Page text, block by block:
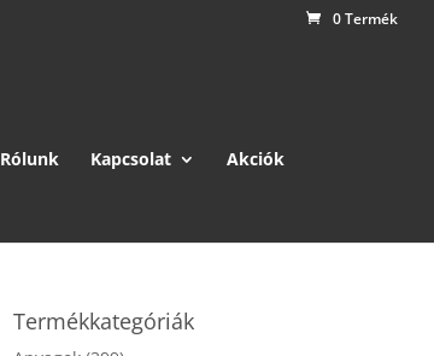
0 Termék
Rólunk Kapcsolat Akciók
Termékkategóriák